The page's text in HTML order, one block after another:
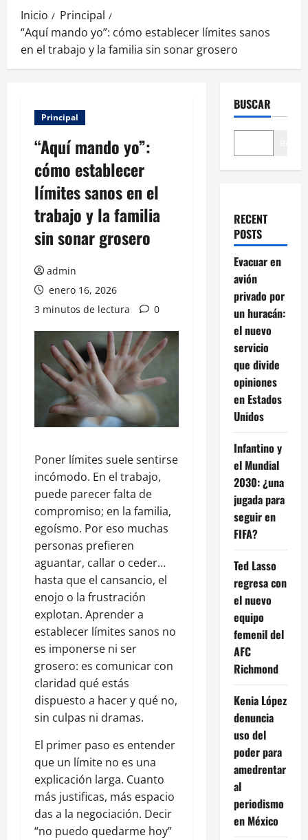
Inicio
Principal
“Aquí mando yo”: cómo establecer límites sanos
en el trabajo y la familia sin sonar grosero
Principal
“Aquí mando yo”:
cómo establecer
límites sanos en el
trabajo y la familia
sin sonar grosero
admin
enero 16, 2026
3 minutos de lectura
0
Poner límites suele sentirse
incómodo. En el trabajo,
puede parecer falta de
compromiso; en la familia,
egoísmo. Por eso muchas
personas prefieren
aguantar, callar o ceder…
hasta que el cansancio, el
enojo o la frustración
explotan. Aprender a
establecer límites sanos no
es imponerse ni ser
grosero: es comunicar con
claridad qué estás
dispuesto a hacer y qué no,
sin culpas ni dramas.
El primer paso es entender
que un límite no es una
explicación larga. Cuanto
más justificas, más espacio
das a la negociación. Decir
“no puedo quedarme hoy”
BUSCAR
RECENT
POSTS
Evacuar en
avión
privado por
un huracán:
el nuevo
servicio
que divide
opiniones
en Estados
Unidos
Infantino y
el Mundial
2030: ¿una
jugada para
seguir en
FIFA?
Ted Lasso
regresa con
el nuevo
equipo
femenil del
AFC
Richmond
Kenia López
denuncia
uso del
poder para
amedrentar
al
periodismo
en México